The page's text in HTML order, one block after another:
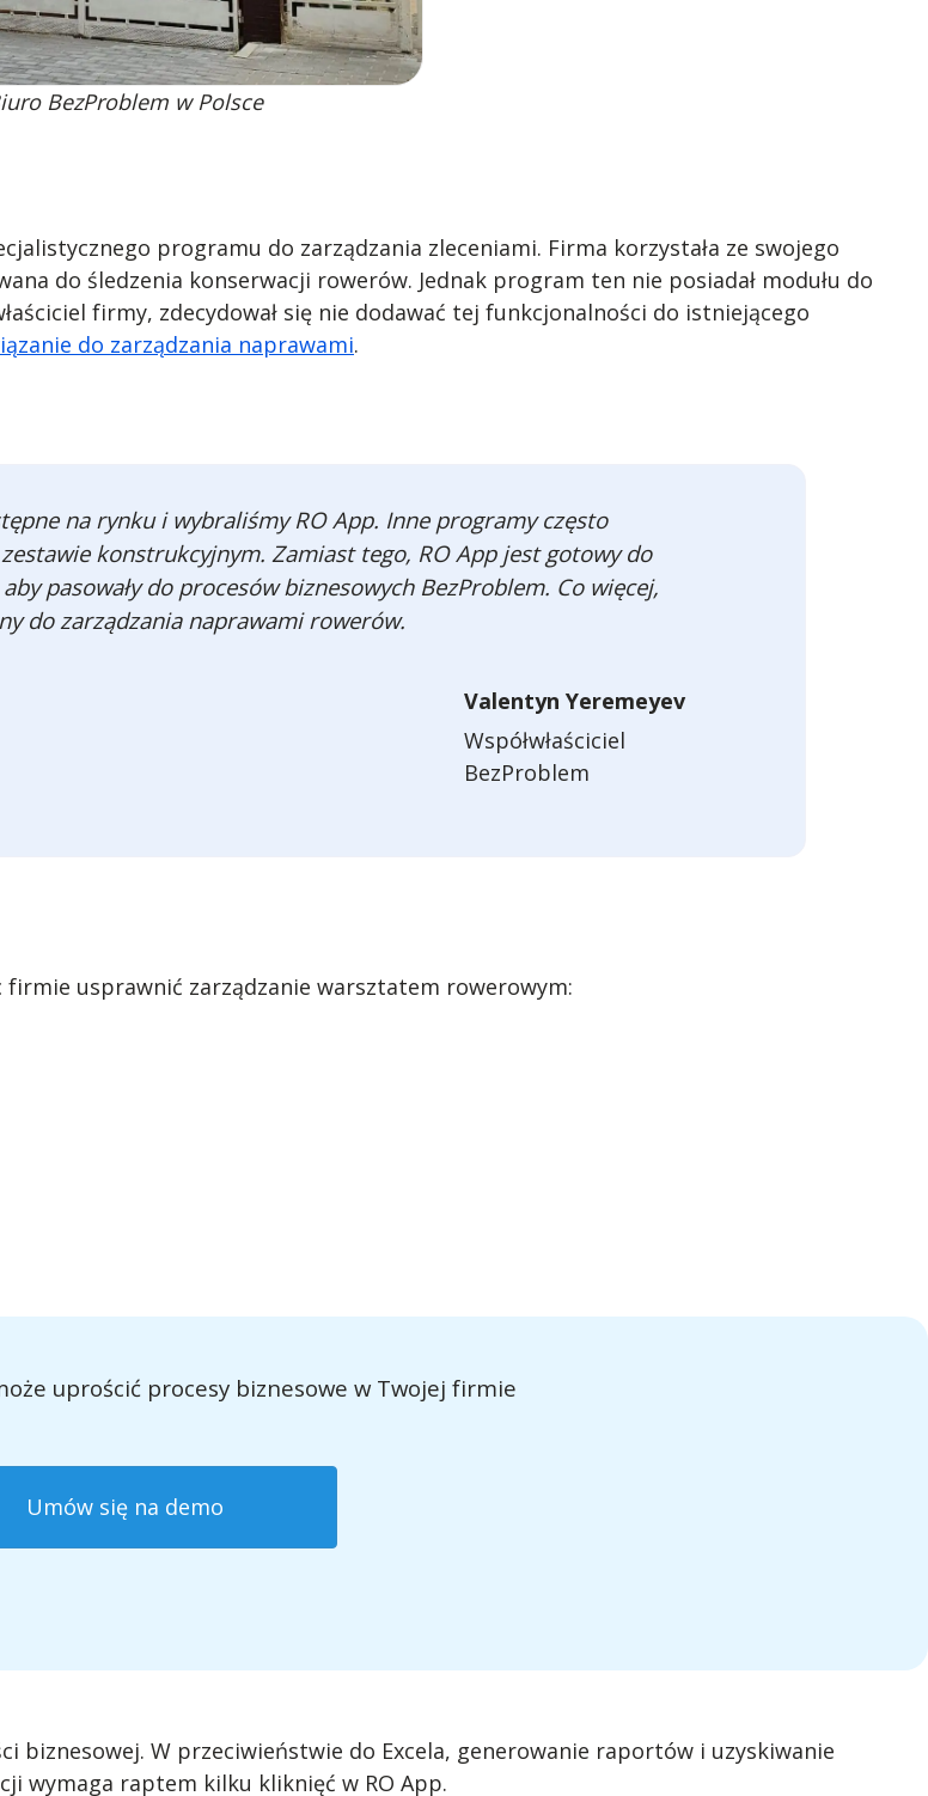
BezProblem w Polsce
programu do zarządzania zleceniami. Firma korzystała ze swojego
do śledzenia konserwacji rowerów. Jednak program ten nie posiadał modułu do
firmy, zdecydował się nie dodawać tej funkcjonalności do istniejącego
do zarządzania naprawami.
na rynku i wybraliśmy RO App. Inne programy często
konstrukcyjnym. Zamiast tego, RO App jest gotowy do
pasowały do procesów biznesowych BezProblem. Co więcej,
do zarządzania naprawami rowerów.
Valentyn Yeremeyev
Współwłaściciel
BezProblem
usprawnić zarządzanie warsztatem rowerowym:
uprościć procesy biznesowe w Twojej firmie
Umów się na demo
biznesowej. W przeciwieństwie do Excela, generowanie raportów i uzyskiwanie
wymaga raptem kilku kliknięć w RO App.